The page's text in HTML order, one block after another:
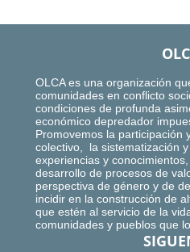
OLCA es una organización
comunidades en conflicto
condiciones de profunda
económico depredador
Promovemos la participación
colectivo, la sistematización
experiencias y
desarrollo de procesos de
perspectiva de género y de
incidir en la construcción de
que estén al servicio de la
comunidades y pueblos que